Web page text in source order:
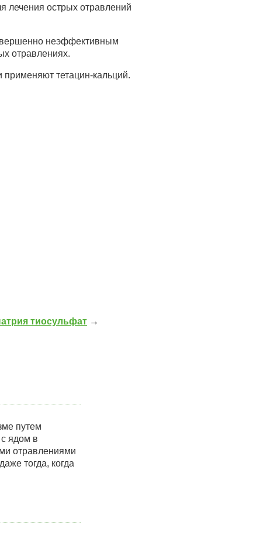
лечения острых отравлений
неэффективным
отравлениях.
тетацин-кальций.
тиосульфат →
путем
ядом в
отравлениями
тогда, когда